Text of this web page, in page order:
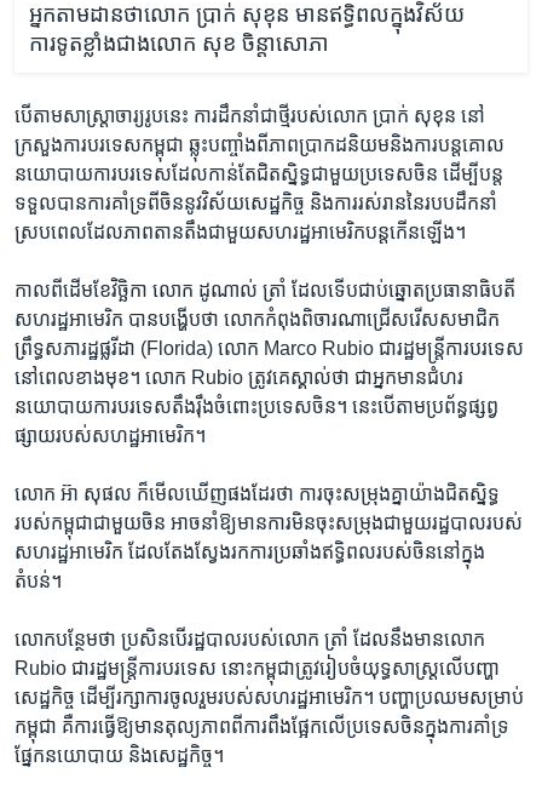
អ្នកតាមដានថាលោក ប្រាក់ សុខុន មានឥទ្ធិពលក្នុងវិស័យ
ការទូតខ្លាំងជាង​លោក សុខ ចិន្តាសោភា
បើ​តាម​សាស្ត្រាចារ្យ​រូប​នេះ​ ការដឹកនាំ​ជាថ្មីរបស់​លោក​ ប្រាក់​ សុខុន នៅ​
ក្រសួង​ការបរទេស​កម្ពុជា ​ឆ្លុះ​បញ្ចាំង​ពីភាព​ប្រាក​ដ​និយម​និង​ការ​បន្តគោល​
នយោបាយ​ការបរទេ​ស​ដែលកាន់​តែជិត​ស្និទ្ធ​ជាមួយ​ប្រទេសចិន ដើម្បី​បន្ត​
ទទួល​បាន​ការ​គាំទ្រពី​ចិន​នូវ​វិស័យសេដ្ឋកិច្ច និង​ការរស់រាន​នៃ​របប​ដឹកនាំ ​
ស្របពេល​ដែល​ភាព​តានតឹងជា​មួយ​សហរដ្ឋ​អាមេរិកបន្ត​កើន​ឡើង។ ​
កាលពីដើម​ខែវិច្ឆិកា​ លោក​ ដូណាល់ ត្រាំ​ ដែល​ទើប​ជាប់​ឆ្នោត​ប្រធានា​ធិបតី​
សហរដ្ឋ​អាមេរិក បាន​បង្ហើប​ថា​ លោក​កំពុង​ពិចារណា​ជ្រើសរើស​សមាជិក​
ព្រឹទ្ធសភា​រដ្ឋផ្លរីដា​ (Florida)​ លោក Marco Rubio ជា​រដ្ឋ​មន្ត្រី​ការ​បរទេស​
នៅ​ពេល​ខាង​មុខ​។ លោក​ Rubio ​ត្រូវ​គេស្គាល់​ថា​ ជាអ្នក​មាន​ជំហរ​
នយោបាយ​ការបរទេស​តឹងរ៉ឹង​ចំពោះ​ប្រទេស​ចិន​។ នេះ​បើ​តាម​ប្រព័ន្ធ​ផ្សព្វ​
ផ្សាយ​របស់​សហដ្ឋ​អាមេរិក​។
លោក អ៊ា សុផល​ ក៏​មើល​ឃើញ​ផងដែរថា ​ការចុះសម្រុងគ្នា​យ៉ាង​ជិតស្និទ្ធ​
របស់​កម្ពុជា​ជាមួយចិន អាចនាំ​ឱ្យមាន​ការមិនចុះ​សម្រុងជាមួយ​រដ្ឋបាល​របស់​
សហរដ្ឋ​អាមេរិក ដែល​តែង​ស្វែងរក​ការប្រឆាំង​ឥទ្ធិពល​របស់​ចិន​នៅ​ក្នុង​
តំបន់។
លោក​បន្ថែម​ថា​ ប្រសិន​បើរដ្ឋ​បា​ល​របស់​លោក ត្រាំ ​ដែលនឹងមាន​លោក
Rubio ជា​រដ្ឋមន្រ្តីការ​បរទេស​ នោះ​កម្ពុជា​ត្រូវ​រៀបចំយុទ្ធសាស្រ្ត​លើ​បញ្ហា​
សេដ្ឋកិច្ច ដើម្បី​រក្សា​ការចូលរួម​របស់​សហរដ្ឋ​អាមេរិក។ បញ្ហាប្រឈម​សម្រាប់​
កម្ពុជា គឺការ​ធ្វើ​ឱ្យ​មាន​តុល្យភាព​ពី​ការពឹង​ផ្អែក​លើ​ប្រទេស​ចិន​ក្នុង​ការគាំទ្រ​
ផ្នែក​នយោបាយ និង​សេដ្ឋកិច្ច។